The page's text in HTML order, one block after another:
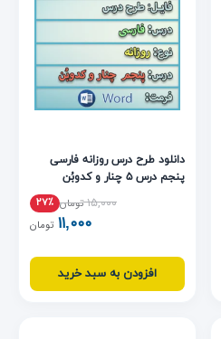
دانلود طرح درس روزانه فارسی
پنجم درس ۵ چنار و کدوبُن
۱۵,۰۰۰ تومان ۲۷٪
۱۱,۰۰۰ تومان
افزودن به سبد خرید